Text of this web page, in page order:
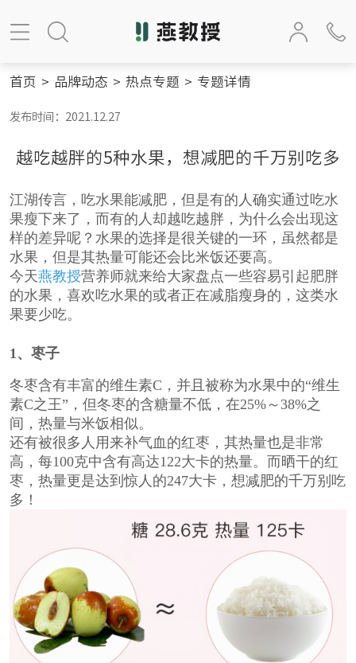
首页 > 品牌动态 > 热点专题 > 专题详情
发布时间：2021.12.27
越吃越胖的5种水果，想减肥的千万别吃多
江湖传言，吃水果能减肥，但是有的人确实通过吃水
果瘦下来了，而有的人却越吃越胖，为什么会出现这
样的差异呢？水果的选择是很关键的一环，虽然都是
水果，但是其热量可能还会比米饭还要高。
今天燕教授营养师就来给大家盘点一些容易引起肥胖
的水果，喜欢吃水果的或者正在减脂瘦身的，这类水
果要少吃。
1 、枣子
冬枣含有丰富的维生素C，并且被称为水果中的“维生
素C之王”，但冬枣的含糖量不低，在25%～38%之
间，热量与米饭相似。
还有被很多人用来补气血的红枣，其热量也是非常
高，每100克中含有高达122大卡的热量。而晒干的红
枣，热量更是达到惊人的247大卡，想减肥的千万别吃
多！